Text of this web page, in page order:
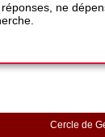
ne
Cercle de